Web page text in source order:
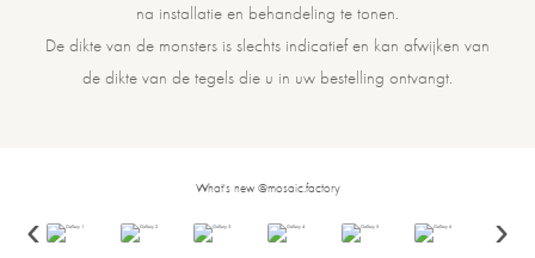
na installatie en behandeling te tonen.
De dikte van de monsters is slechts indicatief en kan afwijken van
de dikte van de tegels die u in uw bestelling ontvangt.
What's new @mosaic.factory
‹ ›